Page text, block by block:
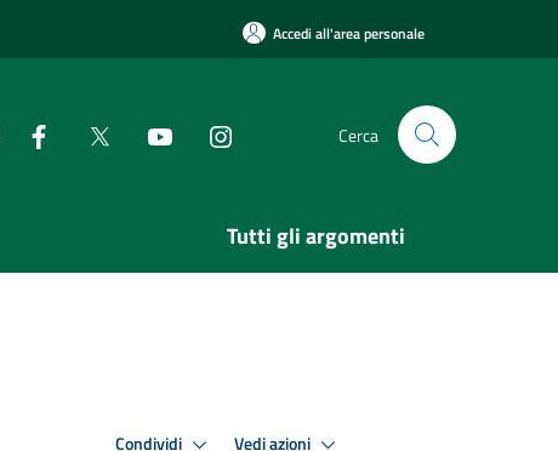
Accedi all'area personale
Cerca
Tutti gli argomenti
Condividi Vedi azioni